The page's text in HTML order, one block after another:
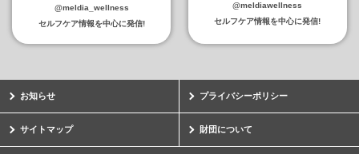
@meldia_wellness
セルフケア情報を中心に発信!
@meldiawellness
セルフケア情報を中心に発信!
お知らせ プライバシーポリシー
サイトマップ 財団について